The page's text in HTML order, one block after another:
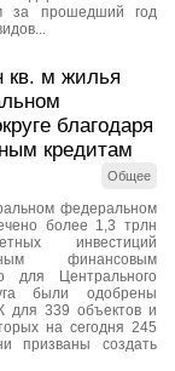
за прошедший год
кв. м жилья
благодаря
кредитам
Общее
федеральном
более 1,3 трлн
инвестиций
финансовым
для Центрального
были одобрены
для 339 объектов и
на сегодня 245
призваны создать